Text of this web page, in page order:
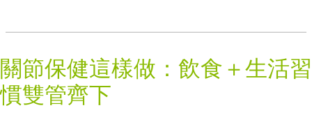
關節保健這樣做：飲食＋生活習
慣雙管齊下